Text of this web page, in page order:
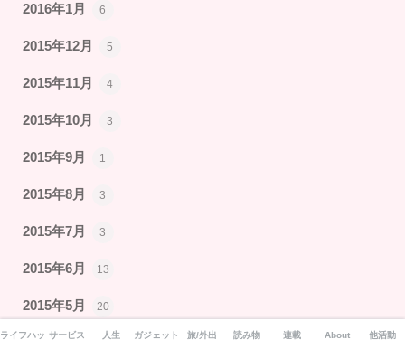
2016年1月 6
2015年12月 5
2015年11月 4
2015年10月 3
2015年9月 1
2015年8月 3
2015年7月 3
2015年6月 13
2015年5月 20
2015年4月
ライフハックサービス 人生 ガジェット 旅/外出 読み物 連載 About 他活動